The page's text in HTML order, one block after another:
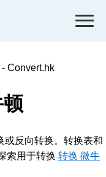
Convert.hk
或反向转换。转换表和
索用于转换 转换 微牛